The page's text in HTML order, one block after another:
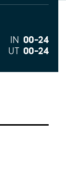
IN 00–24
UT 00–24